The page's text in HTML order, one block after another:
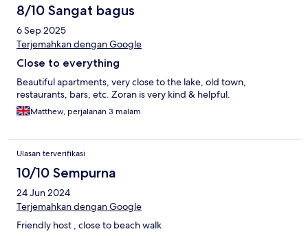
8/10 Sangat bagus
6 Sep 2025
Terjemahkan dengan Google
Close to everything
Beautiful apartments, very close to the lake, old town,
restaurants, bars, etc. Zoran is very kind & helpful.
Matthew, perjalanan 3 malam
Ulasan terverifikasi
10/10 Sempurna
24 Jun 2024
Terjemahkan dengan Google
Friendly host , close to beach walk